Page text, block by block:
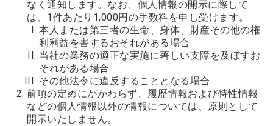
なく通知します。なお、個人情報の開示に際して
は、1件あたり1,000円の手数料を申し受けます。
本人または第三者の生命、身体、財産その他の権
利利益を害するおそれがある場合
当社の業務の適正な実施に著しい支障を及ぼすお
それがある場合
その他法令に違反することとなる場合
前項の定めにかかわらず、履歴情報および特性情報
などの個人情報以外の情報については、原則として
開示いたしません。